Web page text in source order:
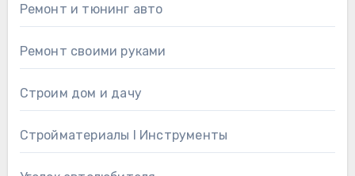
Ремонт и тюнинг авто
Ремонт своими руками
Строим дом и дачу
Стройматериалы l Инструменты